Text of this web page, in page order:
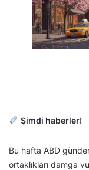
Şimdi haberler!
Bu hafta ABD
ortaklıkları damga